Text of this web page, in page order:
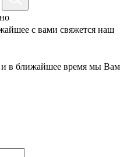
с вами свяжется наш
и в ближайшее время мы Вам